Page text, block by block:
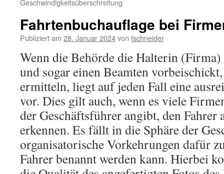
Geschwindigkeitsüberschreitung
Fahrtenbuchauflage bei
Publiziert am 28. Januar 2024von fschneider
Wenn die Behörde die Halterin
und sogar einen Beamten
ermitteln, liegt auf jeden Fall eine
vor. Dies gilt auch, wenn es viele
der Geschäftsführer angibt, den Fahrer
erkennen. Es fällt in die Sphäre der
organisatorische Vorkehrungen dafür
Fahrer benannt werden kann. Hierbei